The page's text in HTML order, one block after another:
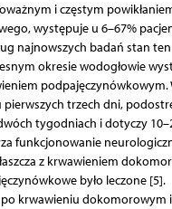
i częstym
występuje u 6–67%
najnowszych badań stan
okresie wodogłowie
podpajęczynówkowym.
pierwszych trzech dni,
tygodniach i dotyczy
funkcjonowanie
z krwawieniem
było leczone [5].
krwawieniu dokomorowym